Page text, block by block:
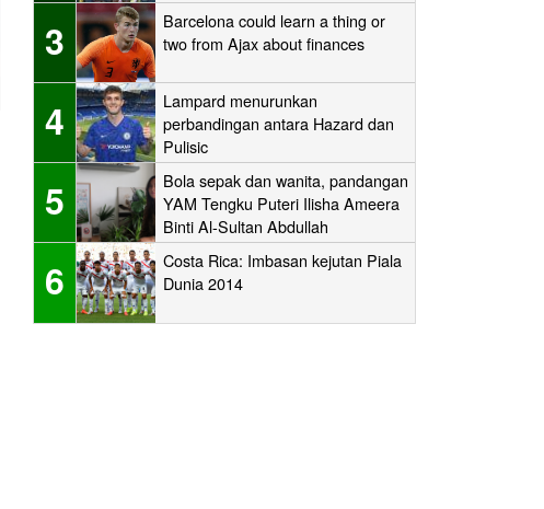
3
Barcelona could learn a thing or
two from Ajax about finances
4
Lampard menurunkan
perbandingan antara Hazard dan
Pulisic
5
Bola sepak dan wanita, pandangan
YAM Tengku Puteri Ilisha Ameera
Binti Al-Sultan Abdullah
Ri’ayatuddin Al-Mustafa Billah
Shah
6
Costa Rica: Imbasan kejutan Piala
Dunia 2014